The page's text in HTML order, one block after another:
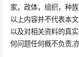
家，政体，组织，种
以上内容并不代表本
以及对相关资料的真
何问题任何概不负责,